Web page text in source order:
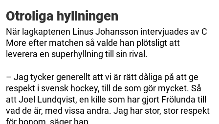
Otroliga hyllningen
När lagkaptenen Linus Johansson intervjuades av C
More efter matchen så valde han plötsligt att
leverera en superhyllning till sin rival.
– Jag tycker generellt att vi är rätt dåliga på att ge
respekt i svensk hockey, till de som gör mycket. Så
att Joel Lundqvist, en kille som har gjort Frölunda till
vad de är, med vissa andra. Jag har stor, stor respekt
för honom, säger han.